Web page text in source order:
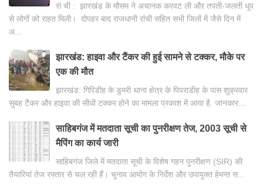
रां ची : झारखंड के मौसम ने अचानक करवट ली और तपती-जलती धूप
से लोगों को राहत मिली। दोपहर बाद राजधानी रांची सहित सभी जिलों में जैसे दिन में
अ...
झारखंड: हाइवा और टैंकर की हुई सामने से टक्कर, मौके पर
एक की मौत
झारखंड: गिरिडीह के डुमरी थाना क्षेत्र के पिपराडीह के पास शुक्रवार
सुबह टैंकर और हाइवा की सीधी टक्कर होने का मामला प्रकाश में आया है. जानकार...
साहिबगंज में मतदाता सूची का पुनरीक्षण तेज, 2003 सूची से
मैपिंग का कार्य जारी
साहिबगंज जिले में मतदाता सूची के विशेष गहन पुनरीक्षण (SIR) की
तैयारियां तेज रफ्तार से चल रही हैं। चुनाव आयोग के निर्देश और उपायुक्त हेमन्त स...